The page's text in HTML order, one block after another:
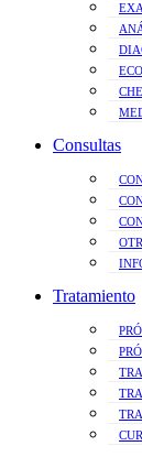
Consultas
Tratamiento